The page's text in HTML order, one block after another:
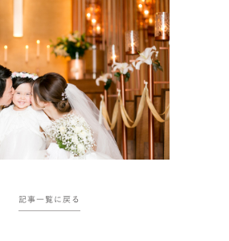
記事一覧に戻る